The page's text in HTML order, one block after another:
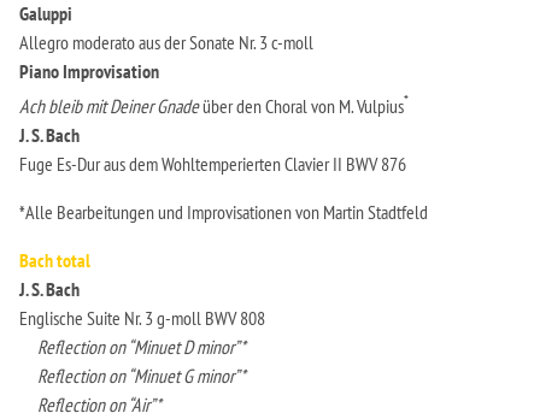
Galuppi
Allegro moderato aus der Sonate Nr. 3 c-moll
Piano Improvisation
Ach bleib mit Deiner Gnadeüber den Choral von M. Vulpius*
J. S. Bach
Fuge Es-Dur aus dem Wohltemperierten Clavier II BWV 876
*Alle Bearbeitungen und Improvisationen von Martin Stadtfeld
Bach total
J. S. Bach
Englische Suite Nr. 3 g-moll BWV 808
Reflection on “Minuet D minor”*
Reflection on “Minuet G minor”*
Reflection on “Air”*